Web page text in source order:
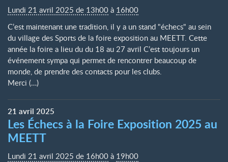
Lundi 21 avril 2025 de 13h00 à 16h00
C’est maintenant une tradition, il y a un stand "échecs" au sein
du village des Sports de la foire exposition au MEETT. Cette
année la foire a lieu du du 18 au 27 avril C’est toujours un
événement sympa qui permet de rencontrer beaucoup de
monde, de prendre des contacts pour les clubs.
Merci (…)
21 avril 2025
Les Échecs à la Foire Exposition 2025 au
MEETT
Lundi 21 avril 2025 de 16h00 à 19h00